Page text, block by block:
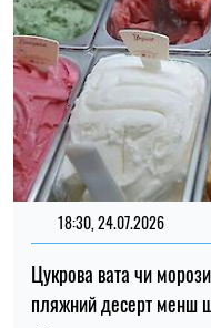
18:30, 24.07.2026
Цукрова вата чи
пляжний десерт менш